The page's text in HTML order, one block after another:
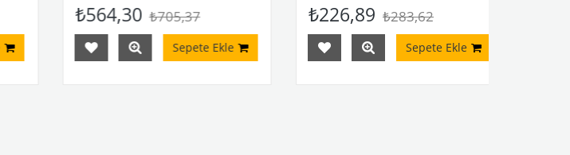
₺564,30 ₺705,37
Sepete Ekle
₺226,89 ₺283,62
Sepete Ekle